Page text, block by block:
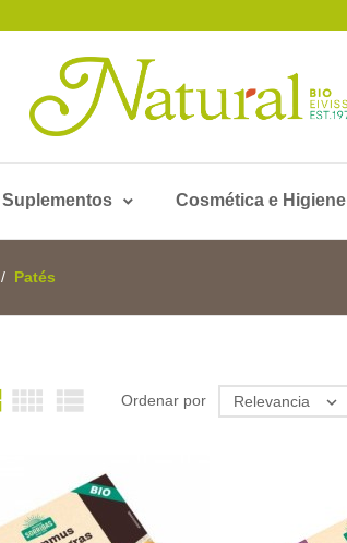
Suplementos Cosmética e Higiene
Patés
  Ordenar por Relevancia 